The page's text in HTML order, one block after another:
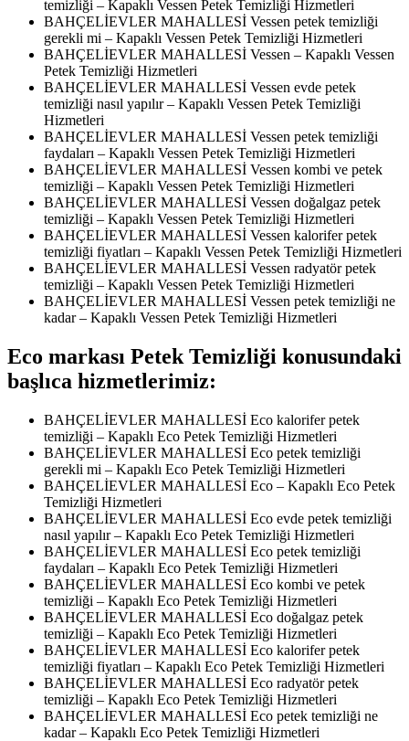
temizliği – Kapaklı Vessen Petek Temizliği Hizmetleri
BAHÇELİEVLER MAHALLESİ Vessen petek temizliği
gerekli mi – Kapaklı Vessen Petek Temizliği Hizmetleri
BAHÇELİEVLER MAHALLESİ Vessen – Kapaklı Vessen
Petek Temizliği Hizmetleri
BAHÇELİEVLER MAHALLESİ Vessen evde petek
temizliği nasıl yapılır – Kapaklı Vessen Petek Temizliği
Hizmetleri
BAHÇELİEVLER MAHALLESİ Vessen petek temizliği
faydaları – Kapaklı Vessen Petek Temizliği Hizmetleri
BAHÇELİEVLER MAHALLESİ Vessen kombi ve petek
temizliği – Kapaklı Vessen Petek Temizliği Hizmetleri
BAHÇELİEVLER MAHALLESİ Vessen doğalgaz petek
temizliği – Kapaklı Vessen Petek Temizliği Hizmetleri
BAHÇELİEVLER MAHALLESİ Vessen kalorifer petek
temizliği fiyatları – Kapaklı Vessen Petek Temizliği Hizmetleri
BAHÇELİEVLER MAHALLESİ Vessen radyatör petek
temizliği – Kapaklı Vessen Petek Temizliği Hizmetleri
BAHÇELİEVLER MAHALLESİ Vessen petek temizliği ne
kadar – Kapaklı Vessen Petek Temizliği Hizmetleri
Eco markası Petek Temizliği konusundaki
başlıca hizmetlerimiz:
BAHÇELİEVLER MAHALLESİ Eco kalorifer petek
temizliği – Kapaklı Eco Petek Temizliği Hizmetleri
BAHÇELİEVLER MAHALLESİ Eco petek temizliği
gerekli mi – Kapaklı Eco Petek Temizliği Hizmetleri
BAHÇELİEVLER MAHALLESİ Eco – Kapaklı Eco Petek
Temizliği Hizmetleri
BAHÇELİEVLER MAHALLESİ Eco evde petek temizliği
nasıl yapılır – Kapaklı Eco Petek Temizliği Hizmetleri
BAHÇELİEVLER MAHALLESİ Eco petek temizliği
faydaları – Kapaklı Eco Petek Temizliği Hizmetleri
BAHÇELİEVLER MAHALLESİ Eco kombi ve petek
temizliği – Kapaklı Eco Petek Temizliği Hizmetleri
BAHÇELİEVLER MAHALLESİ Eco doğalgaz petek
temizliği – Kapaklı Eco Petek Temizliği Hizmetleri
BAHÇELİEVLER MAHALLESİ Eco kalorifer petek
temizliği fiyatları – Kapaklı Eco Petek Temizliği Hizmetleri
BAHÇELİEVLER MAHALLESİ Eco radyatör petek
temizliği – Kapaklı Eco Petek Temizliği Hizmetleri
BAHÇELİEVLER MAHALLESİ Eco petek temizliği ne
kadar – Kapaklı Eco Petek Temizliği Hizmetleri